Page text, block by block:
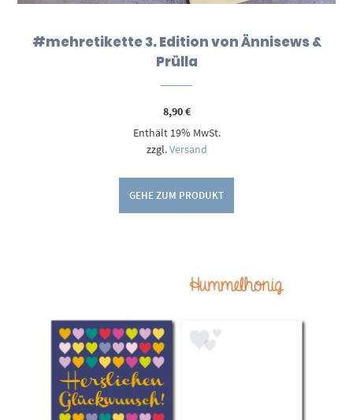
#mehretikette 3. Edition von Ännisews &
Prülla
8,90€
Enthält 19% MwSt.
zzgl.Versand
GEHE ZUM PRODUKT